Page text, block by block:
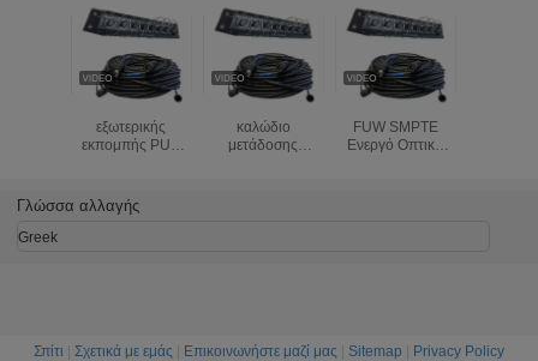
εξωτερικής
εκπομπής PUR
311M 4 Καλώδιο
ινών Copper
καλώδιο
μετάδοσης
FUW SMPTE
Ενεργό Οπτικό
Γλώσσα αλλαγής
Greek
Σπίτι Σχετικά με εμάς Επικοινωνήστε μαζί μας Sitemap Privacy Policy